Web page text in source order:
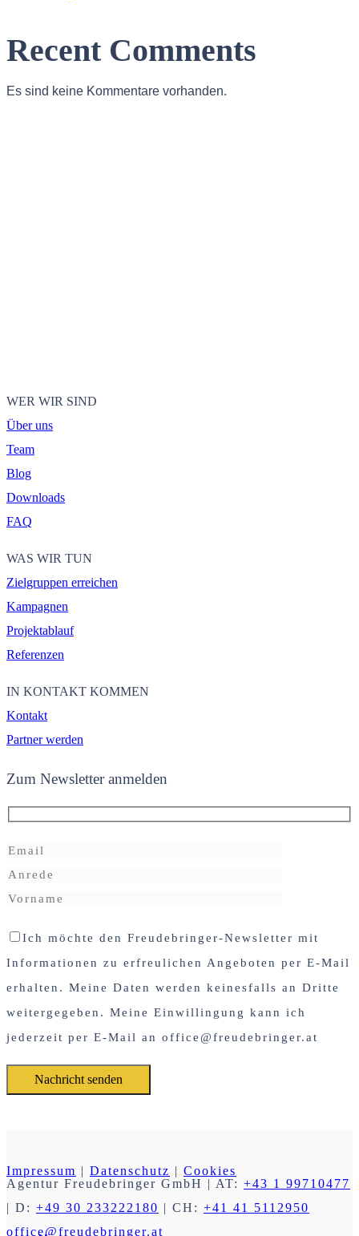
Recent Comments
Es sind keine Kommentare vorhanden.
WER WIR SIND
Über uns
Team
Blog
Downloads
FAQ
WAS WIR TUN
Zielgruppen erreichen
Kampagnen
Projektablauf
Referenzen
IN KONTAKT KOMMEN
Kontakt
Partner werden
Zum Newsletter anmelden
Ich möchte den Freudebringer-Newsletter mit
Informationen zu erfreulichen Angeboten per E-Mail
erhalten. Meine Daten werden keinesfalls an Dritte
weitergegeben. Meine Einwillingung kann ich
jederzeit per E-Mail an office@freudebringer.at
Impressum | Datenschutz | Cookies
Agentur Freudebringer GmbH | AT: +43 1 99710477
| D: +49 30 233222180 | CH: +41 41 5112950
office@freudebringer.at